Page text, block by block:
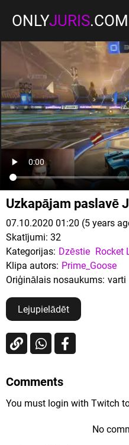
ONLYJURIS.COM
Uzkapājam paslavē
07.10.2020 01:20 (5 years
Skatījumi: 32
Kategorijas: Dzēstie Rocket
Klipa autors: Prime_Goose
Oriģinālais nosaukums: varti
Lejupielādēt
Comments
You must login with Twitch
No